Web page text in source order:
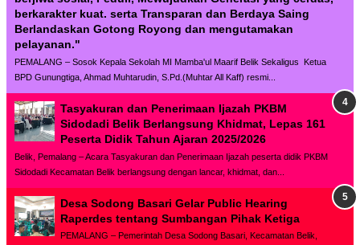
berkarakter kuat. serta Transparan dan Berdaya Saing
Berlandaskan Gotong Royong dan mengutamakan
pelayanan."
PEMALANG – Sosok Kepala Sekolah MI Mamba'ul Maarif Belik Sekaligus Ketua
BPD Gunungtiga, Ahmad Muhtarudin, S.Pd.(Muhtar All Kaff) resmi...
Tasyakuran dan Penerimaan Ijazah PKBM
Sidodadi Belik Berlangsung Khidmat, Lepas 161
Peserta Didik Tahun Ajaran 2025/2026
Belik, Pemalang – Acara Tasyakuran dan Penerimaan Ijazah peserta didik PKBM
Sidodadi Kecamatan Belik berlangsung dengan lancar, khidmat, dan...
Desa Sodong Basari Gelar Public Hearing
Raperdes tentang Sumbangan Pihak Ketiga
PEMALANG – Pemerintah Desa Sodong Basari, Kecamatan Belik,